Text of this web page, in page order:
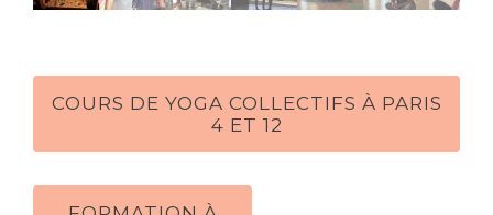
COURS DE YOGA COLLECTIFS À PARIS
4 ET 12